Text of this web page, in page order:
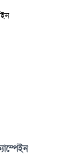
শুরু করেছি, তা